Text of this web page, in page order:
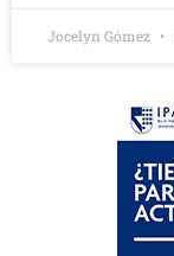
Jocelyn Gómez